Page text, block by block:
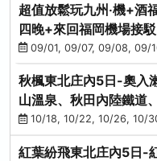
超值放鬆玩九州‧機+酒
四晚+來回福岡機場接駁
09/01, 09/07, 09/08, 09/
秋楓東北庄內5日-奧入
山溫泉、秋田內陸鐵道
10/18, 10/22, 10/26, 10/
紅葉紛飛東北庄內5日-